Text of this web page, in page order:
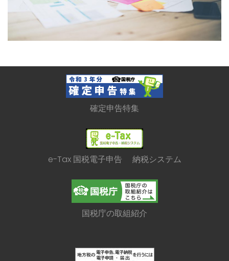
確定申告特集
e-Tax 国税電子申告 納税システム
国税庁の取組紹介